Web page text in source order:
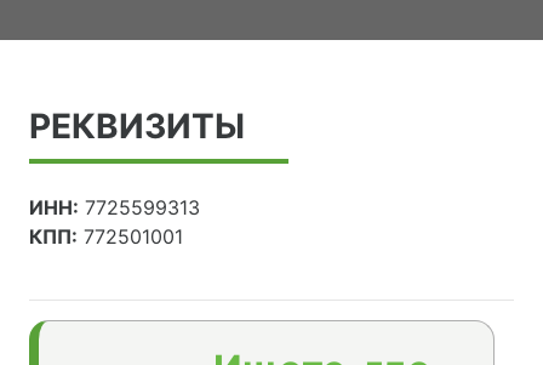
РЕКВИЗИТЫ
ИНН: 7725599313
КПП: 772501001